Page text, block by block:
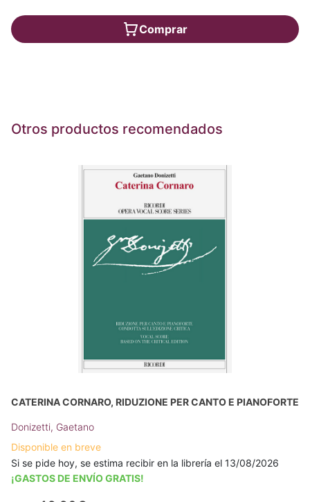
Comprar
Otros productos recomendados
CATERINA CORNARO, RIDUZIONE PER CANTO E PIANOFORTE
Donizetti, Gaetano
Disponible en breve
Si se pide hoy, se estima recibir en la librería el 13/08/2026
¡GASTOS DE ENVÍO GRATIS!